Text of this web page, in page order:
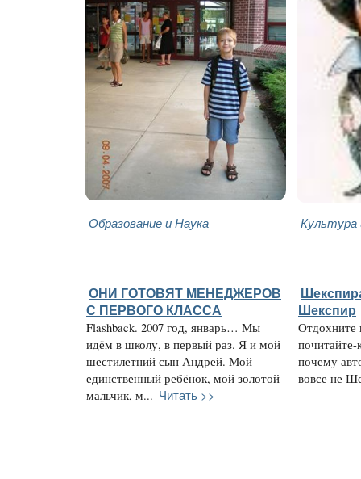
Образование и Наука Культура
ОНИ ГОТОВЯТ МЕНЕДЖЕРОВ
С ПЕРВОГО КЛАССА
Flashback. 2007 год, январь… Мы
идём в школу, в первый раз. Я и мой
шестилетний сын Андрей. Мой
единственный ребёнок, мой золотой
мальчик, м... Читать >>
Шекспир
Отдохните
почему
вовсе не